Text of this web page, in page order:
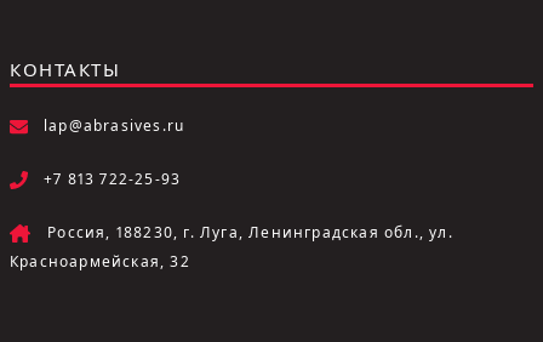
КОНТАКТЫ
lap@abrasives.ru
+7 813 722-25-93
Россия, 188230, г. Луга, Ленинградская обл., ул.
Красноармейская, 32